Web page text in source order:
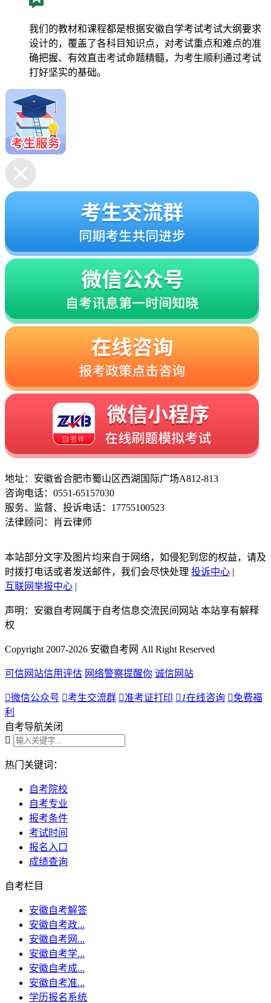
我们的教材和课程都是根据安徽自学考试考试大纲要求
设计的，覆盖了各科目知识点，对考试重点和难点的准
确把握、有效直击考试命题精髓，为考生顺利通过考试
打好坚实的基础。
地址：安徽省合肥市蜀山区西湖国际广场A812-813
咨询电话：0551-65157030
服务、监督、投诉电话：17755100523
法律顾问：肖云律师
本站部分文字及图片均来自于网络，如侵犯到您的权益，请及
时拨打电话或者发送邮件，我们会尽快处理 投诉中心 |
互联网举报中心 |
声明：安徽自考网属于自考信息交流民间网站 本站享有解释
权
Copyright 2007-2026 安徽自考网 All Right Reserved
可信网站信用评估 网络警察提醒你 诚信网站
微信公众号 考生交流群 准考证打印  1在线咨询 免费福
利
自考导航关闭

热门关键词：
自考院校
自考专业
报考条件
考试时间
报名入口
成绩查询
自考栏目
安徽自考解答
安徽自考政...
安徽自考网...
安徽自考学...
安徽自考成...
安徽自考准...
学历报名系统